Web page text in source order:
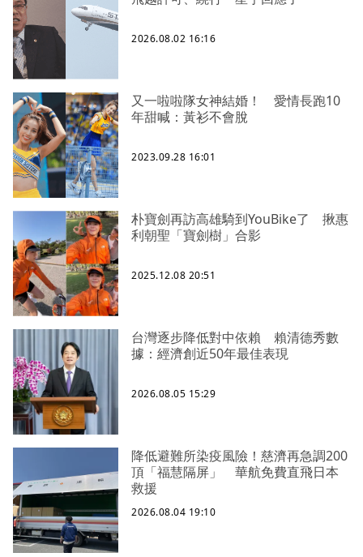
2026.08.02 16:16
又一啦啦隊女神結婚！ 愛情長跑10
年甜喊：黃衫不會脫
2023.09.28 16:01
朴寶劍再訪高雄騎到YouBike了 揪惠
利朝聖「寶劍樹」合影
2025.12.08 20:51
台灣逐步降低對中依賴 賴清德秀數
據：經濟創近50年最佳表現
2026.08.05 15:29
降低避難所染疫風險！慈濟再急調200
頂「福慧隔屏」 華航免費直飛日本
救援
2026.08.04 19:10